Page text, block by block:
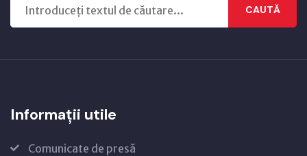
CAUTĂ
Informații utile
Comunicate de presă